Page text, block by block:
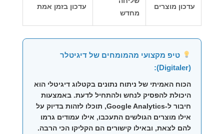
עדכון מוצרים
מחדש
עדכון בזמן אמת
טיפ מקצועי מהמומחים של דיגיטלר
(Digitaler):
הכוח האמיתי של ניתוח נתונים בקטלוג דיגיטלי הוא
היכולת להפסיק לנחש ולהתחיל לדעת. באמצעות
חיבור ל-Google Analytics, תוכלו לזהות בדיוק על
אילו מוצרים הגולשים התעכבו, אילו עמודים גרמו
להם לצאת, ובאילו קישורים הם הקליקו הכי הרבה.